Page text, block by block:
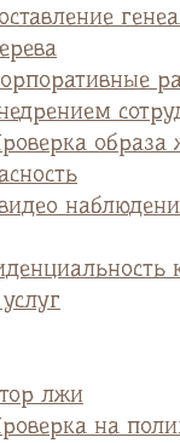
образа
лжи
на